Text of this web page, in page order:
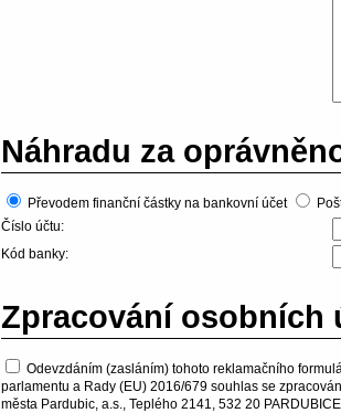
Náhradu za
Převodem finanční částky na bankovní účet
Číslo účtu:
Kód banky:
Zpracování osobních
Odevzdáním (zasláním) tohoto reklamačního
parlamentu a Rady (EU) 2016/679 souhlas se
města Pardubic, a.s., Teplého 2141, 532 20